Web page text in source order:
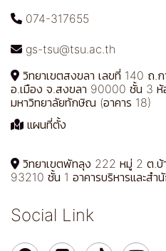
074-317655
gs-tsu@tsu.ac.th
วิทยาเขตสงขลา เลขที่ 140 ถ.
อ.เมือง จ.สงขลา 90000 ชั้น 3
มหาวิทยาลัยทักษิณ (อาคาร 18)
แผนที่ตั้ง
วิทยาเขตพัทลุง 222 หมู่ 2 ต.บ้
93210 ชั้น 1 อาคารบริหารและสำ
Social Link